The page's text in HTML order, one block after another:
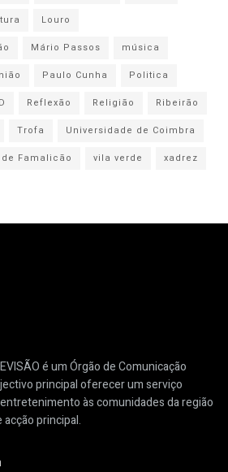
Louro
Mário Passos
música
Paulo Cunha
Politica
Reflexão Religião
Ribeirão
Trofa
Universidade de Coimbra
Famalicão vila verde xadrez
é um Órgão de Comunicação
principal oferecer um serviço
às comunidades da região
principal.